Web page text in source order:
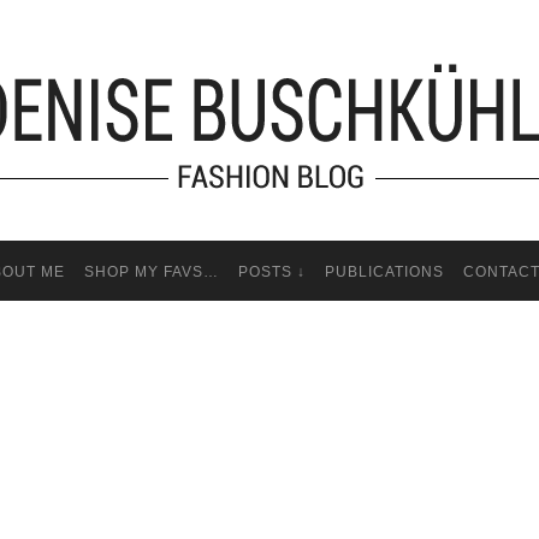
ME SHOP MY FAVS… POSTS ↓ PUBLICATIONS CONTACT